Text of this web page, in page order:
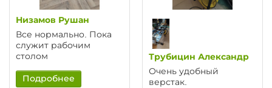
Низамов Рушан
Все нормально. Пока
служит рабочим
столом
Подробнее
Трубицин Александр
Очень удобный
верстак.